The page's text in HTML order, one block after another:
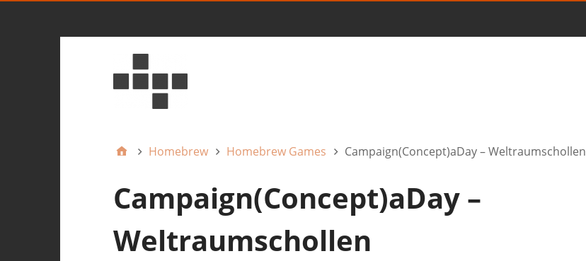
Homebrew Homebrew Games Campaign(Concept)aDay – Weltraumschollen
Campaign(Concept)aDay –
Weltraumschollen